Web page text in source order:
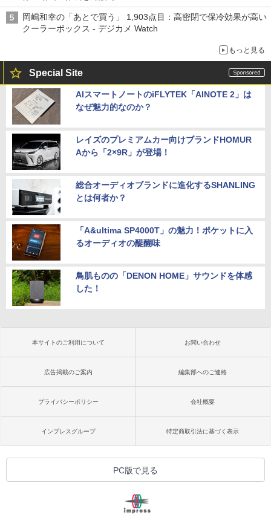
岡嶋和幸の「あとで買う」 1,903点目：高密閉で保冷効果が高い
クーラーボックス - デジカメ Watch
もっと見る
Special Site
AIスマートノートのiFLYTEK「AINOTE 2」は
なぜ魅力的なのか？
レイズのプレミアムカー向けブランドHOMUR
Aから「2×9R」が登場！
総合オーディオブランドに進化するSHANLING
とは何者か？
「A&ultima SP4000T」の魅力！ポケットに入
るオーディオの醍醐味
鳥肌ものの「DENON HOME」サウンドを体感
した！
本サイトのご利用について お問い合わせ
広告掲載のご案内 編集部へのご連絡
プライバシーポリシー 会社概要
インプレスグループ 特定商取引法に基づく表示
PC版で見る